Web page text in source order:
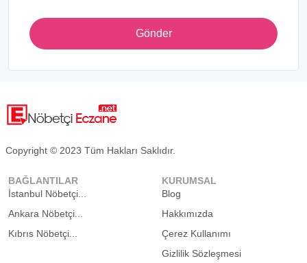
Gönder
Copyright © 2023 Tüm Hakları Saklıdır.
BAĞLANTILAR
İstanbul Nöbetçi...
Ankara Nöbetçi...
Kıbrıs Nöbetçi...
KURUMSAL
Blog
Hakkımızda
Çerez Kullanımı
Gizlilik Sözleşmesi